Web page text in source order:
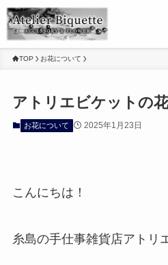
TOP お花について
アトリエビケットの
お花について 2025年1月23日
こんにちは！
糸島の手仕事雑貨店アト